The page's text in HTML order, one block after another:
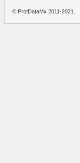
© ProtDataMx 2011-2021.